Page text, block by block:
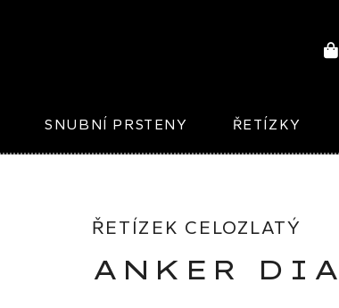
SNUBNÍ PRSTENY ŘETÍZKY
ŘETÍZEK CELOZLATÝ
ANKER DIA